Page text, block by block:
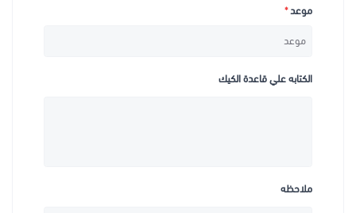
موعد*
الكتابه علي قاعدة الكيك
ملاحظه